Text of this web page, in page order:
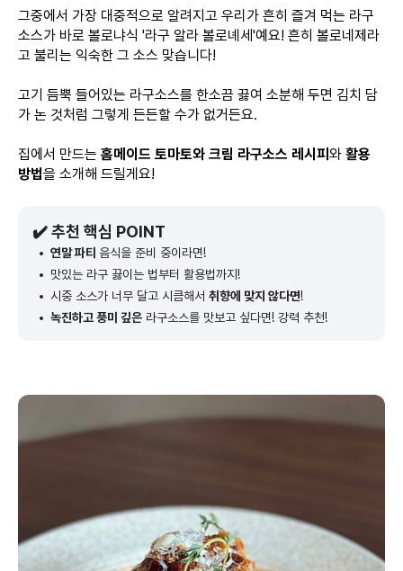
그중에서 가장 대중적으로 알려지고 우리가 흔히 즐겨 먹는 라구
소스가 바로 볼로냐식 '라구 알라 볼로녜세'예요! 흔히 볼로네제라
고 불리는 익숙한 그 소스 맞습니다!
고기 듬뿍 들어있는 라구소스를 한소끔 끓여 소분해 두면 김치 담
가 논 것처럼 그렇게 든든할 수가 없거든요.
집에서 만드는 홈메이드 토마토와 크림 라구소스 레시피 와 활용
방법을 소개해 드릴게요!
✔️ 추천 핵심 POINT
연말 파티 음식을 준비 중이라면!
맛있는 라구 끓이는 법부터 활용법까지!
시중 소스가 너무 달고 시큼해서 취향에 맞지 않다면!
녹진하고 풍미 깊은 라구소스를 맛보고 싶다면! 강력 추천!